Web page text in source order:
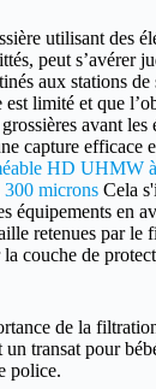
utilisant des
peut s’avérer
aux stations de
est limité et que
avant les
capture efficace
HD UHMW
300 microns Cela
équipements en
retenues par le
couche de
de la
transat pour
police.